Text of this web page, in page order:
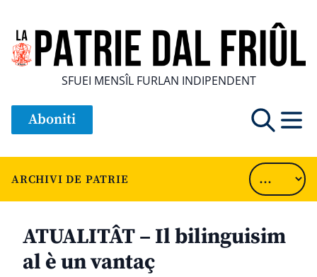
SFUEI MENSÎL FURLAN INDIPENDENT
Aboniti
ARCHIVI DE PATRIE
ATUALITÂT – Il bilinguisim
al è un vantaç